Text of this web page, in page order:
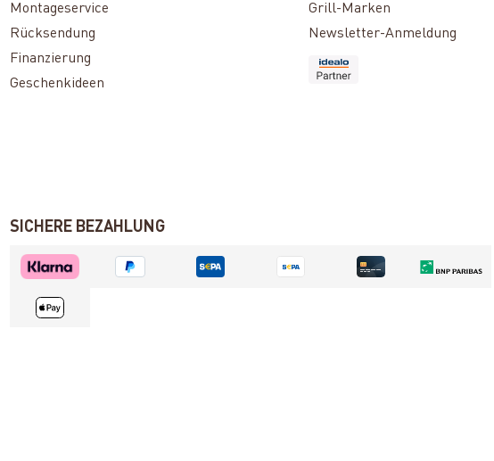
Montageservice
Rücksendung
Finanzierung
Geschenkideen
Grill-Marken
Newsletter-Anmeldung
SICHERE BEZAHLUNG